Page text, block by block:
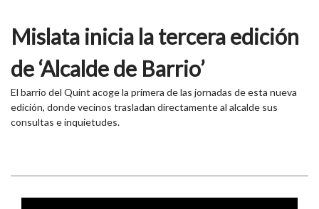
Mislata inicia la tercera edición
de ‘Alcalde de Barrio’
El barrio del Quint acoge la primera de las jornadas de esta nueva
edición, donde vecinos trasladan directamente al alcalde sus
consultas e inquietudes.